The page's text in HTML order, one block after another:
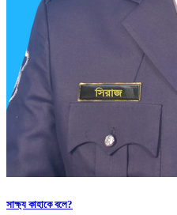
সাক্ষ্য কাহাকে বলে?